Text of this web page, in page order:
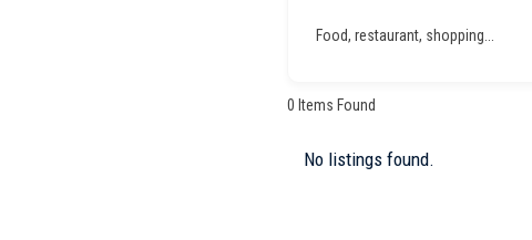
Food, restaurant, shopping...
0 Items Found
No listings found.